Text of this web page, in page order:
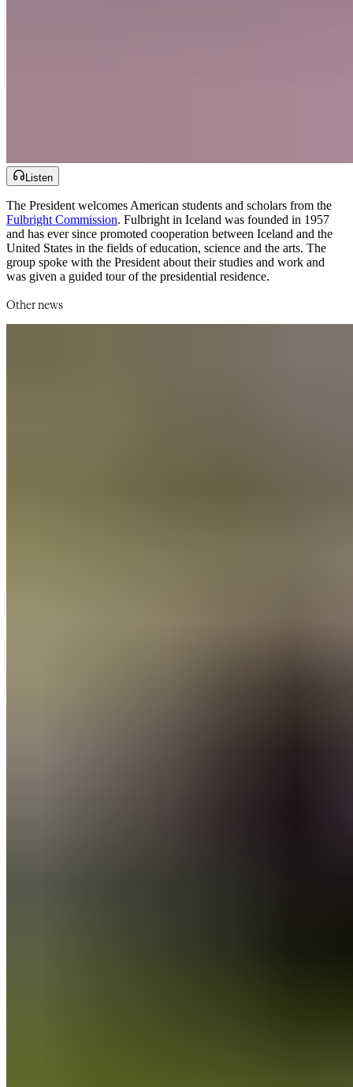
Listen
The President welcomes American students and scholars from the
Fulbright Commission​​​​‌ ‍ ​‍​‍‌‍ ‌ ​‍‌‍‍‌‌‍‌ ‌‍‍‌‌‍ ‍​‍​‍​ ‍‍​‍​‍‌ ​ ‌‍​‌‌‍ ‍‌‍‍‌‌ ‌​‌ ‍‌​‍ ‍‌‍‍‌‌‍ ​‍​‍​‍ ​​‍​‍‌‍‍​‌ ​‍‌‍‌‌‌‍‌‍​‍​‍​ ‍‍​‍​‍‌‍‍​‌ ‌​‌ ‌​‌ ​​‌ ​ ​‍ ​‍ ‌‍‌‍‌‍ ‌ ​‍‌ ​ ‌‍‌‌‌ ‌​‌‍‍‌​‍ ‌‌‍‍‌‌ ​ ‌‍ ​‌‍​‌‌‍ ‍‌‍‌​‌ ​ ​‍ ‍‌ ‌‍‌‍‌‌‌ ​‍‌‍​ ‌‍‌‌‌‍ ​​‍ ‍‌‍​‌‌ ​​‌ ​​​‍ ‌ ​ ‌ ‌​‌ ‌‌‌‍‌​‌‍‍‌‌‍ ​‍ ‌‍‍‌‌‍ ‍‌ ‌​‌‍‌‌‌‍ ‍‌ ‌​​‍ ‌‍‌‌‌‍‌​‌‍‍‌‌ ‌​​‍ ‌‍ ‌‌‍ ‌‍‌​‌‍‌‌​ ‌‌ ​​‌ ​‍‌‍‌‌‌ ​ ‌‍‌‌‌‍ ‍‌ ‌​‌‍​‌‌ ‌​‌‍‍‌‌‍ ‌‍ ‍​ ‍ ‌‍‍‌‌‍‌​​ ‌​ ​​‌‍‌‍​ ‌ ​ ‍‌‌‍​‌​ ​ ‌‍‌​​ ‌‌​‍ ‌​ ​ ​ ‍​​ ​‍‌‍‌​​‍ ‌​ ‌​‌‍​ ​ ‍​​ ​​​‍ ‌​ ‍​‌‍‌‍​ ‌ ​ ‍​​‍ ‌‌‍​‍​ ‍‌‌‍‌‍​ ‌ ‌‍‌​‌‍‌​​ ‌ ​ ​ ‌‍​ ​ ​ ​ ​ ​ ​​​ ‍ ‌ ‌​‌ ‍‌‌ ​​‌‍‌‌​ ‌‌‍ ‍‌‍‌‌‌ ‌ ‌ ​ ​ ‍ ‌ ​​‌‍​‌‌ ‌​‌‍‍​​ ‌‌ ​​‌‍​‌‌‍‌ ‌‍‌‌‌​​‍‌ ‌‌‌‍‍‌‌‍ ​‌‍‌​‌‍‌‌‌ ​‍​‍‌‌​ ‌‌‌​​‍‌‌ ‌‍‍ ‌‍‌‌‌ ‍‌​‍‌‌​ ​ ‌​‌​​‍‌‌​ ​ ‌​‌​​‍‌‌​ ​‍​ ​‍‌ ​‍‌‍‍‌‌‍​ ‌‍‍​‌ ‌​‌‍‌‌‌ ‍​‌ ‌​​‍ ‌‌‍‍‌‌‍‌​‌ ‌ ‌ ‌‍‌‍‍ ‌‍ ‍‌‍​‍‌ ‌‍​ ​‍​‍‌‌​ ​‍​ ​‍​‍‌‌​ ‌‌‌​‌​​‍ ‍‌‍​ ‌‍ ‌‍ ‍‌ ‌​‌‍‌‌‌‍ ‍‌ ‌​​‍‌‌​ ‌‌‌​​‍‌‌ ‌‍‍ ‌‍‌‌‌ ‍‌​‍‌‌​ ​ ‌​‌​​‍‌‌​ ​ ‌​‌​​‍‌‌​ ​‍​ ​‍​ ​‍‌‍​‍‌‍​ ​ ​‌‌‍‌‌‌‍‌‍‌‍‌‌‌‍‌‍‌‍‌‍​ ‌ ‌‍​‌​ ‌‍​‍‌‌​ ​‍​ ​‍​‍‌‌​ ‌‌‌​‌​​‍ ‍‌‍​ ‌‍‍​‌‍‍‌‌‍ ​‌‍‌​‌ ​‍‌‍‌‌‌‍ ‍​‍‌‌​ ‌‌‌​​‍‌‌ ‌‍‍ ‌‍‌‌‌ ‍‌​‍‌‌​ ​ ‌​‌​​‍‌‌​ ​ ‌​‌​​‍‌‌​ ​‍​ ​‍‌‍​ ​ ‌‍​ ‍​​ ‍‌‌‍‌‍​ ‍‌​ ‌‍​ ​‍‌‍‌‌‌‍​‌​ ​​‌‍​‌​‍‌‌​ ​‍​ ​‍​‍‌‌​ ‌‌‌​‌​​‍ ‍‌ ‌​‌‍‌‌‌ ‍​‌ ‌​​ ‌‍​‍‌‍​‌‌ ​ ‌‍‌‌‌‌‌‌‌ ​‍‌‍ ​​ ‌‌‍‍​‌ ‌​‌ ‌​‌ ​​‌ ​ ​‍‌‌​ ​‍‌​‌‍​‍‌‌​ ​‍‌​‌‍‌‍‌‍‌‍ ‌ ​‍‌ ​ ‌‍‌‌‌ ‌​‌‍‍‌​‍ ‌‌‍‍‌‌ ​ ‌‍ ​‌‍​‌‌‍ ‍‌‍‌​‌ ​ ​‍ ‍‌ ‌‍‌‍‌‌‌ ​‍‌‍​ ‌‍‌‌‌‍ ​​‍ ‍‌‍​‌‌ ​​‌ ​​​‍‌‌​ ​‍‌​‌‍‌ ​ ‌ ‌​‌ ‌‌‌‍‌​‌‍‍‌‌‍ ​‍‌‍‌‍‍‌‌‍‌​​ ‌​ ​​‌‍‌‍​ ‌ ​ ‍‌‌‍​‌​ ​ ‌‍‌​​ ‌‌​‍ ‌​ ​ ​ ‍​​ ​‍‌‍‌​​‍ ‌​ ‌​‌‍​ ​ ‍​​ ​​​‍ ‌​ ‍​‌‍‌‍​ ‌ ​ ‍​​‍ ‌‌‍​‍​ ‍‌‌‍‌‍​ ‌ ‌‍‌​‌‍‌​​ ‌ ​ ​ ‌‍​ ​ ​ ​ ​ ​ ​​​‍‌‍‌ ‌​‌ ‍‌‌ ​​‌‍‌‌​ ‌‌‍ ‍‌‍‌‌‌ ‌ ‌ ​ ​‍‌‍‌ ​​‌‍​‌‌ ‌​‌‍‍​​ ‌‌ ​​‌‍​‌‌‍‌ ‌‍‌‌‌​​‍‌ ‌‌‌‍‍‌‌‍ ​‌‍‌​‌‍‌‌‌ ​‍​‍‌‌​ ‌‌‌​​‍‌‌ ‌‍‍ ‌‍‌‌‌ ‍‌​‍‌‌​ ​ ‌​‌​​‍‌‌​ ​ ‌​‌​​‍‌‌​ ​‍​ ​‍‌ ​‍‌‍‍‌‌‍​ ‌‍‍​‌ ‌​‌‍‌‌‌ ‍​‌ ‌​​‍ ‌‌‍‍‌‌‍‌​‌ ‌ ‌ ‌‍‌‍‍ ‌‍ ‍‌‍​‍‌ ‌‍​ ​‍​‍‌‌​ ​‍​ ​‍​‍‌‌​ ‌‌‌​‌​​‍ ‍‌‍​ ‌‍ ‌‍ ‍‌ ‌​‌‍‌‌‌‍ ‍‌ ‌​​‍‌‌​ ‌‌‌​​‍‌‌ ‌‍‍ ‌‍‌‌‌ ‍‌​‍‌‌​ ​ ‌​‌​​‍‌‌​ ​ ‌​‌​​‍‌‌​ ​‍​ ​‍​ ​‍‌‍​‍‌‍​ ​ ​‌‌‍‌‌‌‍‌‍‌‍‌‌‌‍‌‍‌‍‌‍​ ‌ ‌‍​‌​ ‌‍​‍‌‌​ ​‍​ ​‍​‍‌‌​ ‌‌‌​‌​​‍ ‍‌‍​ ‌‍‍​‌‍‍‌‌‍ ​‌‍‌​‌ ​‍‌‍‌‌‌‍ ‍​‍‌‌​ ‌‌‌​​‍‌‌ ‌‍‍ ‌‍‌‌‌ ‍‌​‍‌‌​ ​ ‌​‌​​‍‌‌​ ​ ‌​‌​​‍‌‌​ ​‍​ ​‍‌‍​ ​ ‌‍​ ‍​​ ‍‌‌‍‌‍​ ‍‌​ ‌‍​ ​‍‌‍‌‌‌‍​‌​ ​​‌‍​‌​‍‌‌​ ​‍​ ​‍​‍‌‌​ ‌‌‌​‌​​‍ ‍‌ ‌​‌‍‌‌‌ ‍​‌ ‌​​‍‌‍‌ ​​‌‍‌‌‌ ​‍‌ ​ ‌ ​​‌‍‌‌‌‍​ ‌ ‌​‌‍‍‌‌ ‌‍‌‍‌‌​ ‌‌ ​​‌ ‌‌‌‍​‍‌‍ ​‌‍‍‌‌ ​ ‌‍‍​‌‍‌‌‌‍‌​​‍​‍‌ ‌. Fulbright in Iceland was founded in 1957
and has ever since promoted cooperation between Iceland and the
United States in the fields of education, science and the arts. The
group spoke with the President about their studies and work and
was given a guided tour of the presidential residence.​​​​‌ ‍ ​‍​‍‌‍ ‌ ​‍‌‍‍‌‌‍‌ ‌‍‍‌‌‍ ‍​‍​‍​ ‍‍​‍​‍‌ ​ ‌‍​‌‌‍ ‍‌‍‍‌‌ ‌​‌ ‍‌​‍ ‍‌‍‍‌‌‍ ​‍​‍​‍ ​​‍​‍‌‍‍​‌ ​‍‌‍‌‌‌‍‌‍​‍​‍​ ‍‍​‍​‍‌‍‍​‌ ‌​‌ ‌​‌ ​​‌ ​ ​‍ ​‍ ‌‍‌‍‌‍ ‌ ​‍‌ ​ ‌‍‌‌‌ ‌​‌‍‍‌​‍ ‌‌‍‍‌‌ ​ ‌‍ ​‌‍​‌‌‍ ‍‌‍‌​‌ ​ ​‍ ‍‌ ‌‍‌‍‌‌‌ ​‍‌‍​ ‌‍‌‌‌‍ ​​‍ ‍‌‍​‌‌ ​​‌ ​​​‍ ‌ ​ ‌ ‌​‌ ‌‌‌‍‌​‌‍‍‌‌‍ ​‍ ‌‍‍‌‌‍ ‍‌ ‌​‌‍‌‌‌‍ ‍‌ ‌​​‍ ‌‍‌‌‌‍‌​‌‍‍‌‌ ‌​​‍ ‌‍ ‌‌‍ ‌‍‌​‌‍‌‌​ ‌‌ ​​‌ ​‍‌‍‌‌‌ ​ ‌‍‌‌‌‍ ‍‌ ‌​‌‍​‌‌ ‌​‌‍‍‌‌‍ ‌‍ ‍​ ‍ ‌‍‍‌‌‍‌​​ ‌​ ​​‌‍‌‍​ ‌ ​ ‍‌‌‍​‌​ ​ ‌‍‌​​ ‌‌​‍ ‌​ ​ ​ ‍​​ ​‍‌‍‌​​‍ ‌​ ‌​‌‍​ ​ ‍​​ ​​​‍ ‌​ ‍​‌‍‌‍​ ‌ ​ ‍​​‍ ‌‌‍​‍​ ‍‌‌‍‌‍​ ‌ ‌‍‌​‌‍‌​​ ‌ ​ ​ ‌‍​ ​ ​ ​ ​ ​ ​​​ ‍ ‌ ‌​‌ ‍‌‌ ​​‌‍‌‌​ ‌‌‍ ‍‌‍‌‌‌ ‌ ‌ ​ ​ ‍ ‌ ​​‌‍​‌‌ ‌​‌‍‍​​ ‌‌ ​​‌‍​‌‌‍‌ ‌‍‌‌‌​​‍‌ ‌‌‌‍‍‌‌‍ ​‌‍‌​‌‍‌‌‌ ​‍​‍‌‌​ ‌‌‌​​‍‌‌ ‌‍‍ ‌‍‌‌‌ ‍‌​‍‌‌​ ​ ‌​‌​​‍‌‌​ ​ ‌​‌​​‍‌‌​ ​‍​ ​‍‌ ​‍‌‍‍‌‌‍​ ‌‍‍​‌ ‌​‌‍‌‌‌ ‍​‌ ‌​​‍ ‌‌‍‍‌‌‍‌​‌ ‌ ‌ ‌‍‌‍‍ ‌‍ ‍‌‍​‍‌ ‌‍​ ​‍​‍‌‌​ ​‍​ ​‍​‍‌‌​ ‌‌‌​‌​​‍ ‍‌‍​ ‌‍ ‌‍ ‍‌ ‌​‌‍‌‌‌‍ ‍‌ ‌​​‍‌‌​ ‌‌‌​​‍‌‌ ‌‍‍ ‌‍‌‌‌ ‍‌​‍‌‌​ ​ ‌​‌​​‍‌‌​ ​ ‌​‌​​‍‌‌​ ​‍​ ​‍​ ​‍‌‍​‍‌‍​ ​ ​‌‌‍‌‌‌‍‌‍‌‍‌‌‌‍‌‍‌‍‌‍​ ‌ ‌‍​‌​ ‌‍​‍‌‌​ ​‍​ ​‍​‍‌‌​ ‌‌‌​‌​​‍ ‍‌‍​ ‌‍‍​‌‍‍‌‌‍ ​‌‍‌​‌ ​‍‌‍‌‌‌‍ ‍​‍‌‌​ ‌‌‌​​‍‌‌ ‌‍‍ ‌‍‌‌‌ ‍‌​‍‌‌​ ​ ‌​‌​​‍‌‌​ ​ ‌​‌​​‍‌‌​ ​‍​ ​‍​ ‍​‌‍‌‍‌‍​‌​ ​​​ ​​​ ‌ ‌‍‌​​ ‌‍​ ‌‍‌‍‌‍​ ‍​​ ‍​​‍‌‌​ ​‍​ ​‍​‍‌‌​ ‌‌‌​‌​​‍ ‍‌ ‌​‌‍‌‌‌ ‍​‌ ‌​​ ‌‍​‍‌‍​‌‌ ​ ‌‍‌‌‌‌‌‌‌ ​‍‌‍ ​​ ‌‌‍‍​‌ ‌​‌ ‌​‌ ​​‌ ​ ​‍‌‌​ ​‍‌​‌‍​‍‌‌​ ​‍‌​‌‍‌‍‌‍‌‍ ‌ ​‍‌ ​ ‌‍‌‌‌ ‌​‌‍‍‌​‍ ‌‌‍‍‌‌ ​ ‌‍ ​‌‍​‌‌‍ ‍‌‍‌​‌ ​ ​‍ ‍‌ ‌‍‌‍‌‌‌ ​‍‌‍​ ‌‍‌‌‌‍ ​​‍ ‍‌‍​‌‌ ​​‌ ​​​‍‌‌​ ​‍‌​‌‍‌ ​ ‌ ‌​‌ ‌‌‌‍‌​‌‍‍‌‌‍ ​‍‌‍‌‍‍‌‌‍‌​​ ‌​ ​​‌‍‌‍​ ‌ ​ ‍‌‌‍​‌​ ​ ‌‍‌​​ ‌‌​‍ ‌​ ​ ​ ‍​​ ​‍‌‍‌​​‍ ‌​ ‌​‌‍​ ​ ‍​​ ​​​‍ ‌​ ‍​‌‍‌‍​ ‌ ​ ‍​​‍ ‌‌‍​‍​ ‍‌‌‍‌‍​ ‌ ‌‍‌​‌‍‌​​ ‌ ​ ​ ‌‍​ ​ ​ ​ ​ ​ ​​​‍‌‍‌ ‌​‌ ‍‌‌ ​​‌‍‌‌​ ‌‌‍ ‍‌‍‌‌‌ ‌ ‌ ​ ​‍‌‍‌ ​​‌‍​‌‌ ‌​‌‍‍​​ ‌‌ ​​‌‍​‌‌‍‌ ‌‍‌‌‌​​‍‌ ‌‌‌‍‍‌‌‍ ​‌‍‌​‌‍‌‌‌ ​‍​‍‌‌​ ‌‌‌​​‍‌‌ ‌‍‍ ‌‍‌‌‌ ‍‌​‍‌‌​ ​ ‌​‌​​‍‌‌​ ​ ‌​‌​​‍‌‌​ ​‍​ ​‍‌ ​‍‌‍‍‌‌‍​ ‌‍‍​‌ ‌​‌‍‌‌‌ ‍​‌ ‌​​‍ ‌‌‍‍‌‌‍‌​‌ ‌ ‌ ‌‍‌‍‍ ‌‍ ‍‌‍​‍‌ ‌‍​ ​‍​‍‌‌​ ​‍​ ​‍​‍‌‌​ ‌‌‌​‌​​‍ ‍‌‍​ ‌‍ ‌‍ ‍‌ ‌​‌‍‌‌‌‍ ‍‌ ‌​​‍‌‌​ ‌‌‌​​‍‌‌ ‌‍‍ ‌‍‌‌‌ ‍‌​‍‌‌​ ​ ‌​‌​​‍‌‌​ ​ ‌​‌​​‍‌‌​ ​‍​ ​‍​ ​‍‌‍​‍‌‍​ ​ ​‌‌‍‌‌‌‍‌‍‌‍‌‌‌‍‌‍‌‍‌‍​ ‌ ‌‍​‌​ ‌‍​‍‌‌​ ​‍​ ​‍​‍‌‌​ ‌‌‌​‌​​‍ ‍‌‍​ ‌‍‍​‌‍‍‌‌‍ ​‌‍‌​‌ ​‍‌‍‌‌‌‍ ‍​‍‌‌​ ‌‌‌​​‍‌‌ ‌‍‍ ‌‍‌‌‌ ‍‌​‍‌‌​ ​ ‌​‌​​‍‌‌​ ​ ‌​‌​​‍‌‌​ ​‍​ ​‍​ ‍​‌‍‌‍‌‍​‌​ ​​​ ​​​ ‌ ‌‍‌​​ ‌‍​ ‌‍‌‍‌‍​ ‍​​ ‍​​‍‌‌​ ​‍​ ​‍​‍‌‌​ ‌‌‌​‌​​‍ ‍‌ ‌​‌‍‌‌‌ ‍​‌ ‌​​‍‌‍‌ ​​‌‍‌‌‌ ​‍‌ ​ ‌ ​​‌‍‌‌‌‍​ ‌ ‌​‌‍‍‌‌ ‌‍‌‍‌‌​ ‌‌ ​​‌ ‌‌‌‍​‍‌‍ ​‌‍‍‌‌ ​ ‌‍‍​‌‍‌‌‌‍‌​​‍​‍‌ ‌
Other news